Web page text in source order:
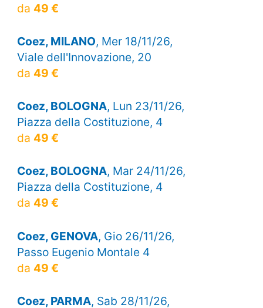
da 49 €
Coez, MILANO, Mer 18/11/26,
Viale dell'Innovazione, 20
da 49 €
Coez, BOLOGNA, Lun 23/11/26,
Piazza della Costituzione, 4
da 49 €
Coez, BOLOGNA, Mar 24/11/26,
Piazza della Costituzione, 4
da 49 €
Coez, GENOVA, Gio 26/11/26,
Passo Eugenio Montale 4
da 49 €
Coez, PARMA, Sab 28/11/26,